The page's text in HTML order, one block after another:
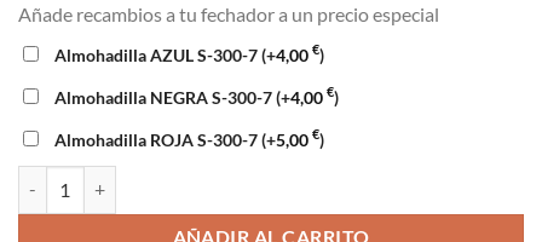
Añade recambios a tu fechador a un precio especial
Almohadilla AZUL S-300-7(+4,00 €)
Almohadilla NEGRA S-300-7(+4,00 €)
Almohadilla ROJA S-300-7(+5,00 €)
AÑADIR AL CARRITO